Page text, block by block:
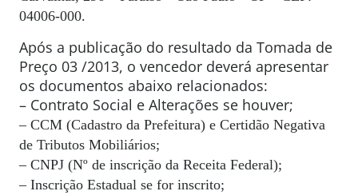
04006-000.
Após a publicação do resultado da Tomada de
Preço 03 /2013, o vencedor deverá apresentar
os documentos abaixo relacionados:
– Contrato Social e Alterações se houver;
– CCM (Cadastro da Prefeitura) e Certidão Negativa
de Tributos Mobiliários;
– CNPJ (Nº de inscrição da Receita Federal);
– Inscrição Estadual se for inscrito;